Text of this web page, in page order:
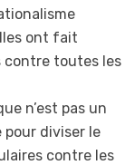
ont fait
contre toutes les
n’est pas un
diviser le
contre les